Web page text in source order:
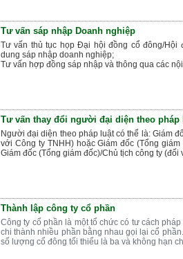
Tư vấn sáp nhập Doanh nghiệp
Tư vấn thủ tục họp Đại hội đồng cổ đông/Hội
dung sáp nhập doanh nghiệp;
Tư vấn hợp đồng sáp nhập và thông qua các
Tư vấn thay đổi người đại diện theo pháp
Người đại diện theo pháp luật có thể là: Giám
với Công ty TNHH) hoặc Giám đốc (Tổng
Giám đốc (Tổng giám đốc)/Chủ tịch công ty
Thành lập công ty cổ phần
Công ty cổ phần là một tổ chức có tư cách
chi thành nhiều phần bằng nhau gọi lại cổ
số lượng cổ đông tối thiểu là ba và không hạn